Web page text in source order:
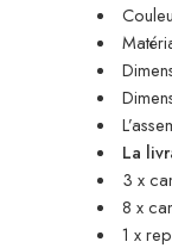
La
3 x
8 x
1 x